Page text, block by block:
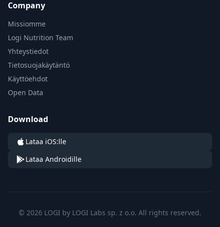
Company
Missiomme
Logi Nutrition Team
Yhteystiedot
Tietosuojakäytäntö
Käyttöehdot
Open Data
Download
Lataa iOS:lle
Lataa Androidille
© 2026 LOGI by LOGI Labs sp. z o.o. All rights reserved.